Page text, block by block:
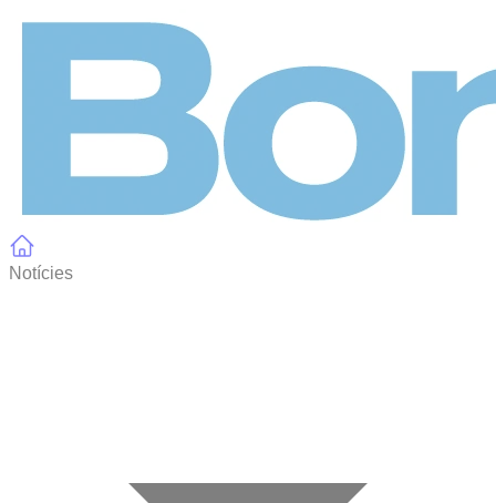
Notícies